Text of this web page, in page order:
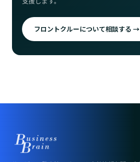
フロントクルーについて相談する →